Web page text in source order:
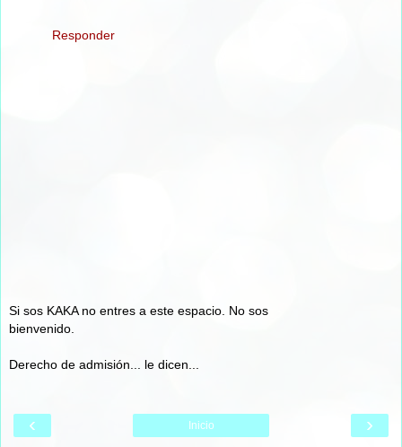
Responder
Si sos KAKA no entres a este espacio. No sos
bienvenido.
Derecho de admisión... le dicen...
‹ ›
Inicio